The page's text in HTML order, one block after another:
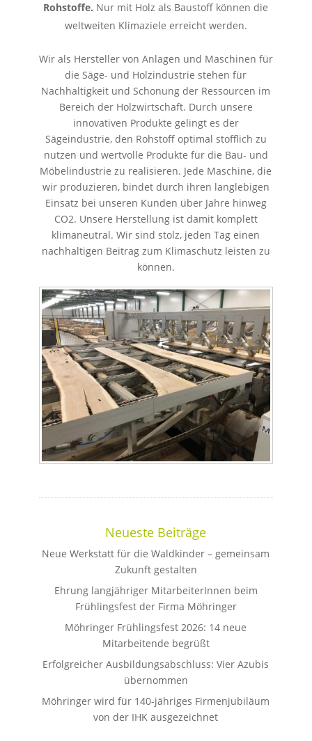
Rohstoffe. Nur mit Holz als Baustoff können die
weltweiten Klimaziele erreicht werden.
Wir als Hersteller von Anlagen und Maschinen für
die Säge- und Holzindustrie stehen für
Nachhaltigkeit und Schonung der Ressourcen im
Bereich der Holzwirtschaft. Durch unsere
innovativen Produkte gelingt es der
Sägeindustrie, den Rohstoff optimal stofflich zu
nutzen und wertvolle Produkte für die Bau- und
Möbelindustrie zu realisieren. Jede Maschine, die
wir produzieren, bindet durch ihren langlebigen
Einsatz bei unseren Kunden über Jahre hinweg
CO2. Unsere Herstellung ist damit komplett
klimaneutral. Wir sind stolz, jeden Tag einen
nachhaltigen Beitrag zum Klimaschutz leisten zu
können.
Neueste Beiträge
Neue Werkstatt für die Waldkinder – gemeinsam
Zukunft gestalten
Ehrung langjähriger MitarbeiterInnen beim
Frühlingsfest der Firma Möhringer
Möhringer Frühlingsfest 2026: 14 neue
Mitarbeitende begrüßt
Erfolgreicher Ausbildungsabschluss: Vier Azubis
übernommen
Möhringer wird für 140-jähriges Firmenjubiläum
von der IHK ausgezeichnet